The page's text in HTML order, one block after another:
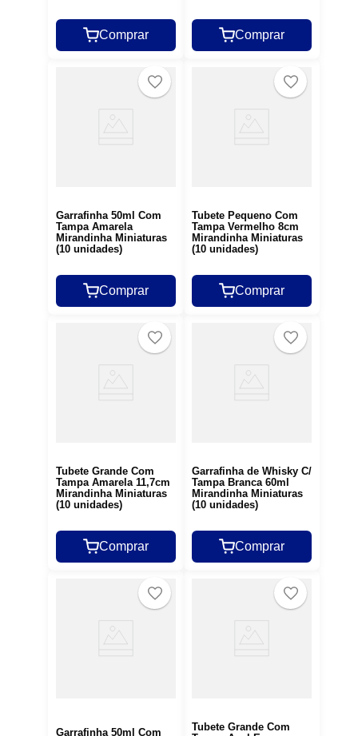
Comprar Comprar
Garrafinha 50ml Com
Tampa Amarela
Mirandinha Miniaturas
(10 unidades)
Comprar
Tubete Pequeno Com
Tampa Vermelho 8cm
Mirandinha Miniaturas
(10 unidades)
Comprar
Tubete Grande Com
Tampa Amarela 11,7cm
Mirandinha Miniaturas
(10 unidades)
Comprar
Garrafinha de Whisky C/
Tampa Branca 60ml
Mirandinha Miniaturas
(10 unidades)
Comprar
Garrafinha 50ml Com
Tubete Grande Com